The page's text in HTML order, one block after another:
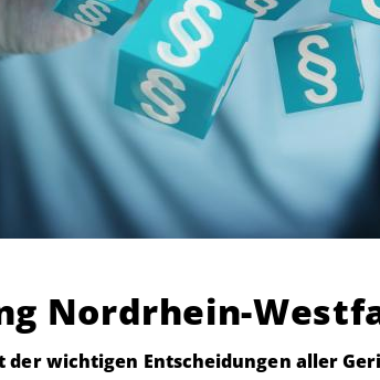
Nordrhein-
der wichtigen Entscheidungen aller